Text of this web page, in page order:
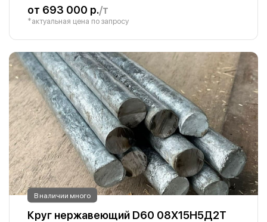
от 693 000 р./т
*актуальная цена по запросу
В наличии много
Круг нержавеющий D60 08Х15Н5Д2Т